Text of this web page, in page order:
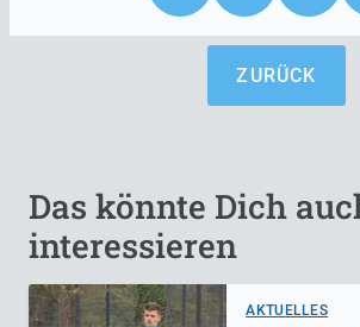
ZURÜCK
Das könnte Dich
interessieren
AKTUELLES